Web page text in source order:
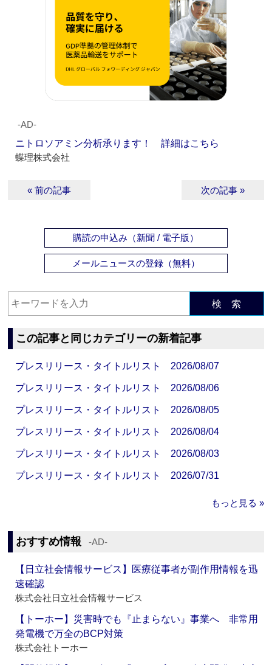
‐AD‐
ニトロソアミン分析承ります！ 詳細はこちら
蝶理株式会社
« 前の記事 次の記事 »
購読の申込み（新聞 / 電子版）
メールニュースの登録（無料）
検 索
この記事と同じカテゴリーの新着記事
プレスリリース・タイトルリスト 2026/08/07
プレスリリース・タイトルリスト 2026/08/06
プレスリリース・タイトルリスト 2026/08/05
プレスリリース・タイトルリスト 2026/08/04
プレスリリース・タイトルリスト 2026/08/03
プレスリリース・タイトルリスト 2026/07/31
もっと見る »
おすすめ情報 ‐AD‐
【日立社会情報サービス】医療従事者が副作用情報を迅
速確認
株式会社日立社会情報サービス
【トーホー】災害時でも『止まらない』事業へ 非常用
発電機で万全のBCP対策
株式会社トーホー